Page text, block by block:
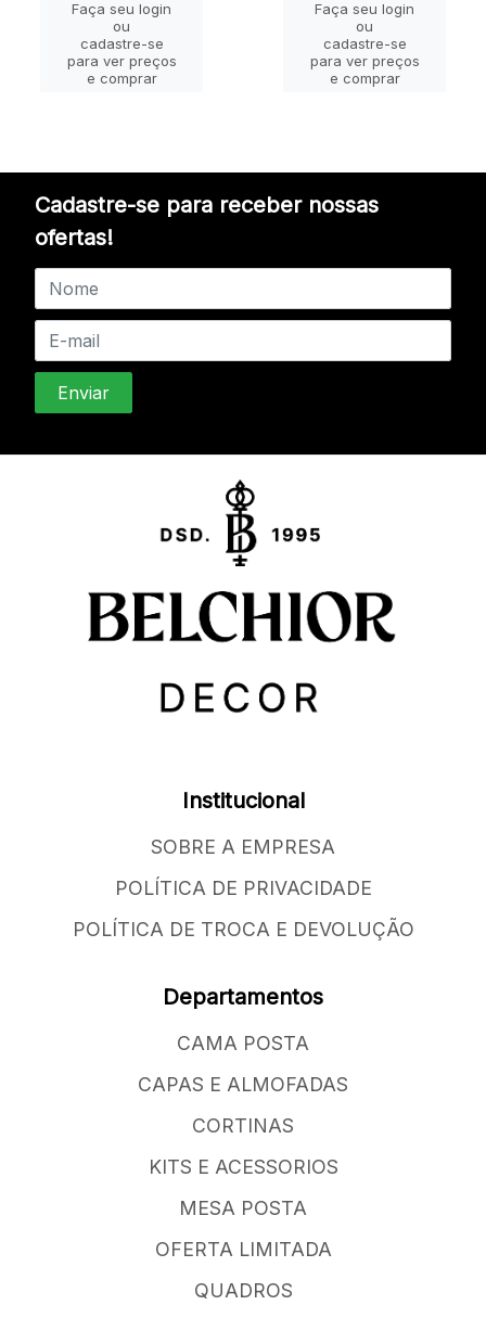
Faça seu login
ou
cadastre-se
para ver preços
e comprar
Faça seu login
ou
cadastre-se
para ver preços
e comprar
Cadastre-se para receber nossas
ofertas!
Institucional
SOBRE A EMPRESA
POLÍTICA DE PRIVACIDADE
POLÍTICA DE TROCA E DEVOLUÇÃO
Departamentos
CAMA POSTA
CAPAS E ALMOFADAS
CORTINAS
KITS E ACESSORIOS
MESA POSTA
OFERTA LIMITADA
QUADROS